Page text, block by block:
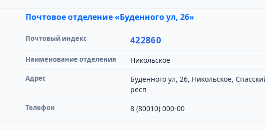
Почтовое отделение «Буденного ул, 26»
Почтовый индекс 422860
Наименование отделения Никольское
Адрес
Буденного ул, 26, Никольское,
респ
Телефон 8 (80010) 000-00